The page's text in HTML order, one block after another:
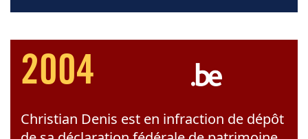
2004
Christian Denis est en infraction de dépôt